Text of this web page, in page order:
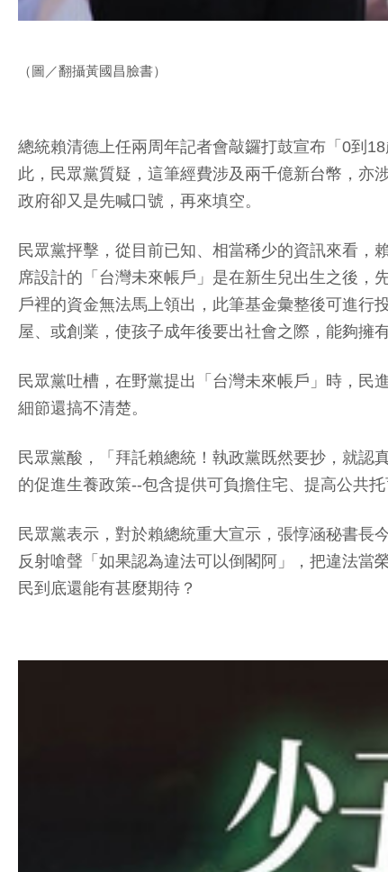
（圖／翻攝黃國昌臉書）
總統賴清德上任兩周年記者會敲鑼打鼓宣布「0到
此，民眾黨質疑，這筆經費涉及兩千億新台幣，亦
政府卻又是先喊口號，再來填空。
民眾黨抨擊，從目前已知、相當稀少的資訊來看，
席設計的「台灣未來帳戶」是在新生兒出生之後，
戶裡的資金無法馬上領出，此筆基金彙整後可進行
屋、或創業，使孩子成年後要出社會之際，能夠擁
民眾黨吐槽，在野黨提出「台灣未來帳戶」時，民
細節還搞不清楚。
民眾黨酸，「拜託賴總統！執政黨既然要抄，就認
的促進生養政策--包含提供可負擔住宅、提高公共
民眾黨表示，對於賴總統重大宣示，張惇涵秘書長
反射嗆聲「如果認為違法可以倒閣阿」，把違法當
民到底還能有甚麼期待？